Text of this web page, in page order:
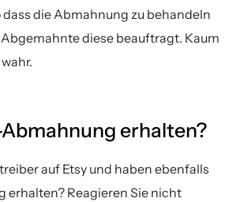
die Abmahnung zu behandeln
diese beauftragt. Kaum
erhalten?
auf Etsy und haben ebenfalls
erhalten? Reagieren Sie nicht